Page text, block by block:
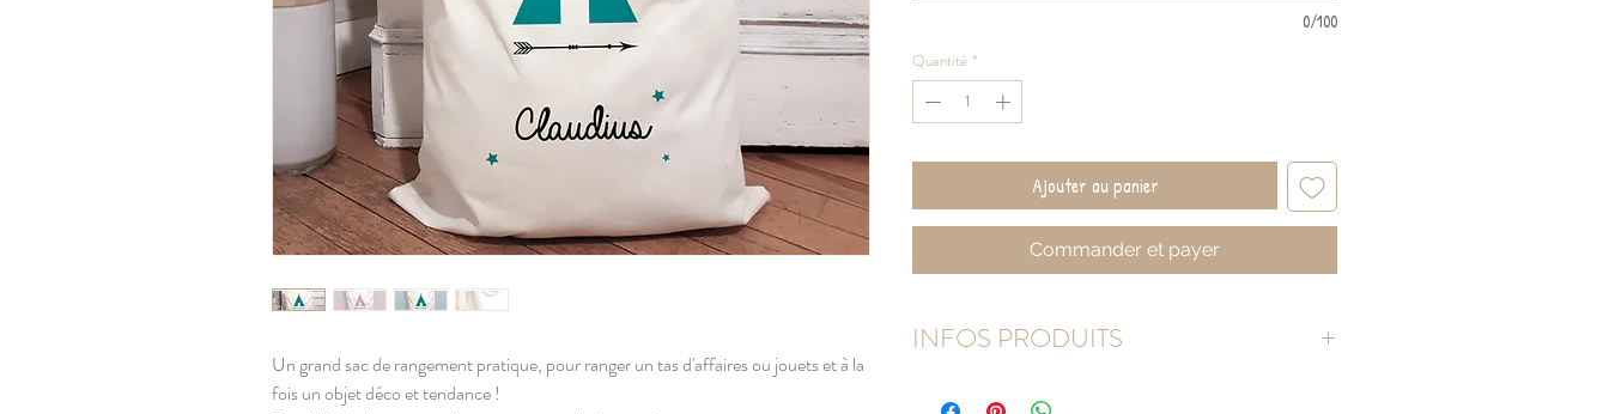
Un grand sac de rangement pratique, pour ranger un tas d'affaires ou jouets et à la
fois un objet déco et tendance !
0/100
Quantité *
Ajouter au panier
Commander et payer
INFOS PRODUITS